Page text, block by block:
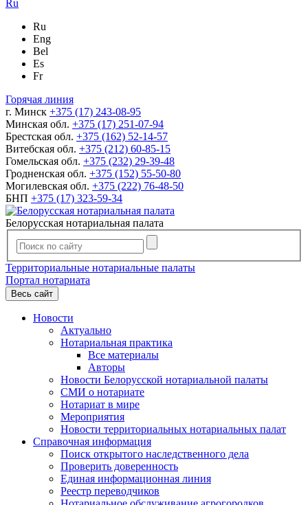
Ru
Ru
Eng
Bel
Es
Fr
Горячая линия
г. Минск +375 (17) 243-08-95
Минская обл. +375 (17) 251-07-94
Брестская обл. +375 (162) 52-14-57
Витебская обл. +375 (212) 60-85-15
Гомельская обл. +375 (232) 29-39-48
Гродненская обл. +375 (152) 55-50-80
Могилевская обл. +375 (222) 76-48-50
БНП +375 (17) 323-59-34
Белорусская нотариальная палата
Территориальные нотариальные палаты
Портал нотариата
Весь сайт
Новости
Актуально
Нотариальная практика
Все материалы
Авторы
Новости Белорусской нотариальной палаты
СМИ о нотариате
Нотариат в мире
Мероприятия
Новости территориальных нотариальных палат
Справочная информация
Поиск открытого наследственного дела
Проверить доверенность
Единая информационная линия
Реестр переводчиков